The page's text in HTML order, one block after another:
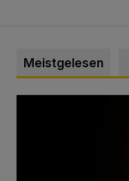
Meistgelesen